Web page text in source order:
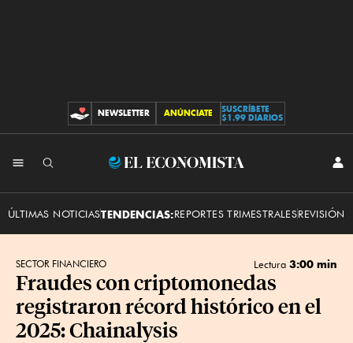
CONTRIBUCIONES
NEWSLETTER ANÚNCIATE
SUSCRÍBETE
$1.99 DIARIOS
El
ÚLTIMAS NOTICIASTENDENCIAS:REPORTES TRIMESTRALESREVISIÓN
SECTOR FINANCIERO Lectura 3:00 min
Fraudes con criptomonedas
registraron récord histórico en el
2025: Chainalysis